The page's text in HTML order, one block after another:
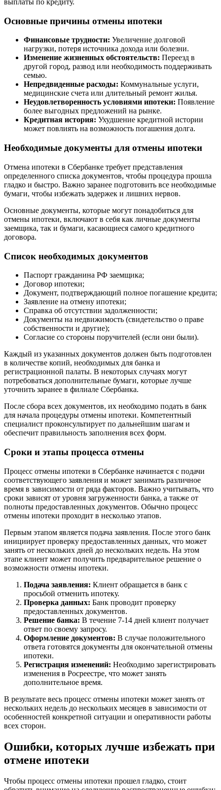
выплаты по кредиту.
Основные причины отмены ипотеки
Финансовые трудности: Увеличение долговой
нагрузки, потеря источника дохода или болезни.
Изменение жизненных обстоятельств: Переезд в
другой город, развод или необходимость поддерживать
семью.
Непредвиденные расходы: Коммунальные услуги,
медицинские счета или длительный ремонт жилья.
Неудовлетворенность условиями ипотеки: Появление
более выгодных предложений на рынке.
Кредитная история: Ухудшение кредитной истории
может повлиять на возможность погашения долга.
Необходимые документы для отмены ипотеки
Отмена ипотеки в Сбербанке требует представления
определенного списка документов, чтобы процедура прошла
гладко и быстро. Важно заранее подготовить все необходимые
бумаги, чтобы избежать задержек и лишних нервов.
Основные документы, которые могут понадобиться для
отмены ипотеки, включают в себя как личные документы
заемщика, так и бумаги, касающиеся самого кредитного
договора.
Список необходимых документов
Паспорт гражданина РФ заемщика;
Договор ипотеки;
Документ, подтверждающий полное погашение кредита;
Заявление на отмену ипотеки;
Справка об отсутствии задолженности;
Документы на недвижимость (свидетельство о праве
собственности и другие);
Согласие со стороны поручителей (если они были).
Каждый из указанных документов должен быть подготовлен
в количестве копий, необходимых для банка и
регистрационной палаты. В некоторых случаях могут
потребоваться дополнительные бумаги, которые лучше
уточнить заранее в филиале Сбербанка.
После сбора всех документов, их необходимо подать в банк
для начала процедуры отмены ипотеки. Компетентный
специалист проконсультирует по дальнейшим шагам и
обеспечит правильность заполнения всех форм.
Сроки и этапы процесса отмены
Процесс отмены ипотеки в Сбербанке начинается с подачи
соответствующего заявления и может занимать различное
время в зависимости от ряда факторов. Важно учитывать, что
сроки зависят от уровня загруженности банка, а также от
полноты предоставленных документов. Обычно процесс
отмены ипотеки проходит в несколько этапов.
Первым этапом является подача заявления. После этого банк
инициирует проверку предоставленных данных, что может
занять от нескольких дней до нескольких недель. На этом
этапе клиент может получить предварительное решение о
возможности отмены ипотеки.
Подача заявления: Клиент обращается в банк с
просьбой отменить ипотеку.
Проверка данных: Банк проводит проверку
предоставленных документов.
Решение банка: В течение 7-14 дней клиент получает
ответ по своему запросу.
Оформление документов: В случае положительного
ответа готовятся документы для окончательной отмены
ипотеки.
Регистрация изменений: Необходимо зарегистрировать
изменения в Росреестре, что может занять
дополнительное время.
В результате весь процесс отмены ипотеки может занять от
нескольких недель до нескольких месяцев в зависимости от
особенностей конкретной ситуации и оперативности работы
всех сторон.
Ошибки, которых лучше избежать при
отмене ипотеки
Чтобы процесс отмены ипотеки прошел гладко, стоит